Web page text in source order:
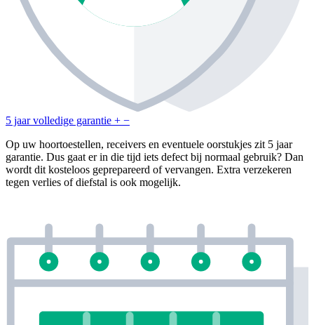
5 jaar volledige garantie + −
Op uw hoortoestellen, receivers en eventuele oorstukjes zit 5 jaar
garantie. Dus gaat er in die tijd iets defect bij normaal gebruik? Dan
wordt dit kosteloos geprepareerd of vervangen. Extra verzekeren
tegen verlies of diefstal is ook mogelijk.